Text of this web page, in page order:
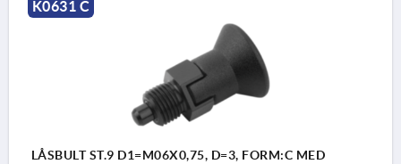
K0631 C
LÅSBULT ST.9 D1=M06X0,75, D=3, FORM:C MED